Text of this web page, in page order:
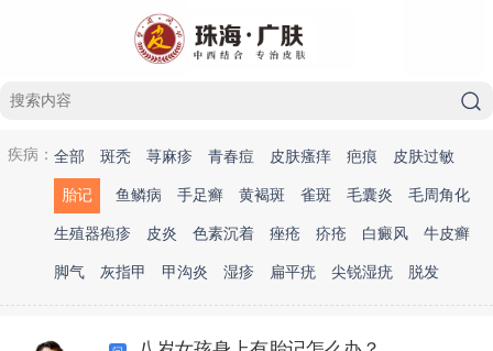
疾病： 全部 斑秃 荨麻疹 青春痘 皮肤瘙痒 疤痕 皮肤过敏
胎记 鱼鳞病 手足癣 黄褐斑 雀斑 毛囊炎 毛周角化
生殖器疱疹 皮炎 色素沉着 痤疮 疥疮 白癜风 牛皮癣
脚气 灰指甲 甲沟炎 湿疹 扁平疣 尖锐湿疣 脱发